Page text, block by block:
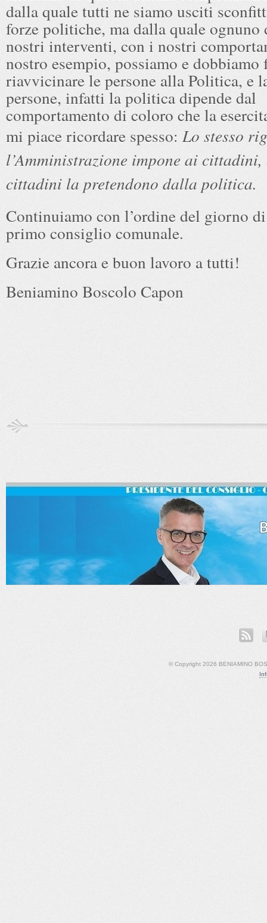
dalla quale tutti ne siamo usciti
forze politiche, ma dalla quale
nostri interventi, con i nostri
nostro esempio, possiamo e dobbiamo
riavvicinare le persone alla Politica, e
persone, infatti la politica dipende dal
comportamento di coloro che la
mi piace ricordare spesso:Lo stesso
l’Amministrazione impone ai
cittadini la pretendono dalla politica.
Continuiamo con l’ordine del giorno
primo consiglio comunale.
Grazie ancora e buon lavoro a tutti!
Beniamino Boscolo Capon
© Copyright 2026 BENIAMINO